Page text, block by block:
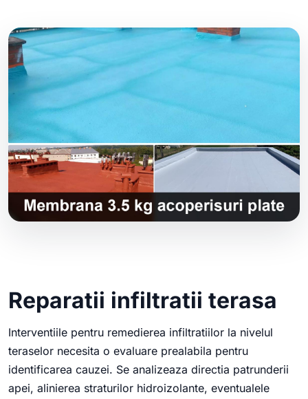
Reparatii infiltratii terasa
Interventiile pentru remedierea infiltratiilor la nivelul
teraselor necesita o evaluare prealabila pentru
identificarea cauzei. Se analizeaza directia patrunderii
apei, alinierea straturilor hidroizolante, eventualele